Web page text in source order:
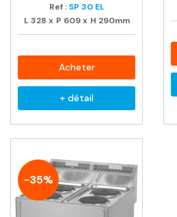
Ref : SP 30 EL
L 328 x P 609 x H 290mm
Acheter
+ détail
-35%